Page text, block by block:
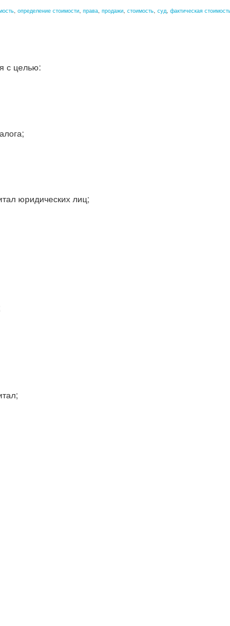
, определение стоимости, права, продажи, стоимость, суд, фактическая
с целью:
юридических лиц;